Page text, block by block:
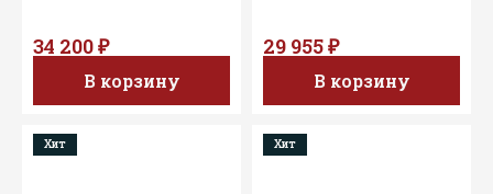
34 200 ₽
В корзину
29 955 ₽
В корзину
Хит Хит